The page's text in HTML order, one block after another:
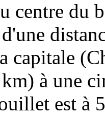
centre du
capitale
à une
est à